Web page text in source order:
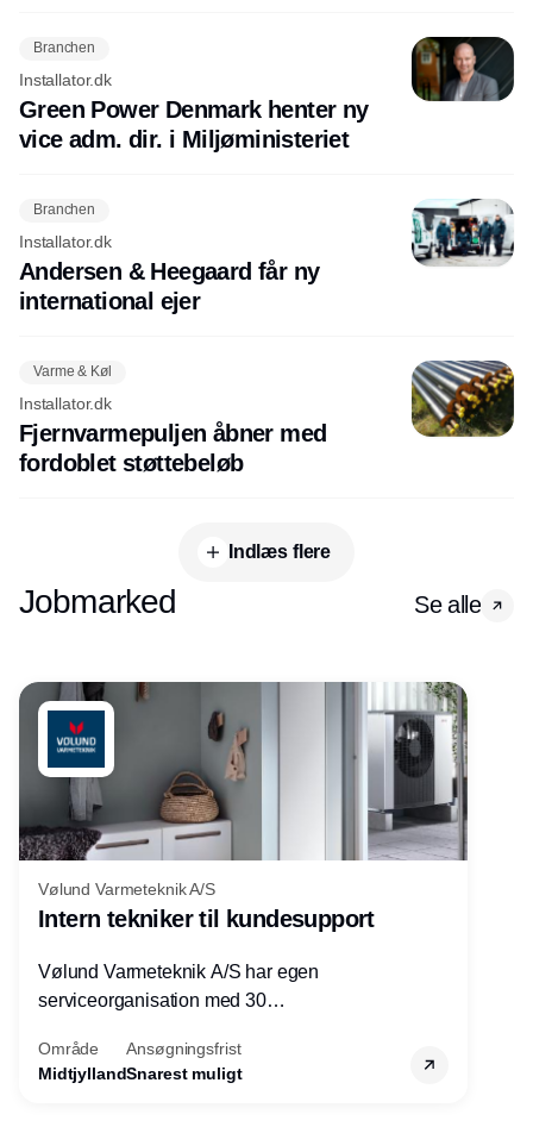
Branchen
Installator.dk
Green Power Denmark henter ny
vice adm. dir. i Miljøministeriet
Branchen
Installator.dk
Andersen & Heegaard får ny
international ejer
Varme & Køl
Installator.dk
Fjernvarmepuljen åbner med
fordoblet støttebeløb
Indlæs flere
Jobmarked Se alle
Vølund Varmeteknik A/S
Intern tekniker til kundesupport
Vølund Varmeteknik A/S har egen
serviceorganisation med 30
søger nu endnu en teknisk kollega - denne
gang til kundesupport på kontoret i Herning.
Område
Midtjylland
Ansøgningsfrist
Snarest muligt